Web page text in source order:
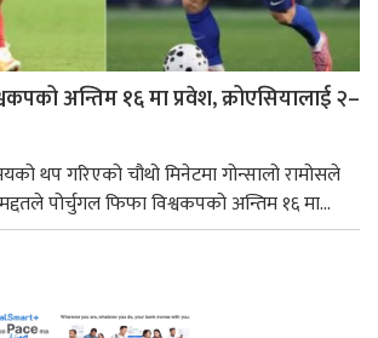
अन्तिम १६ मा प्रवेश, क्रोएसियालाई २–
थप गरिएको चौथो मिनेटमा गोन्सालो रामोसले
पोर्चुगल फिफा विश्वकपको अन्तिम १६ मा...